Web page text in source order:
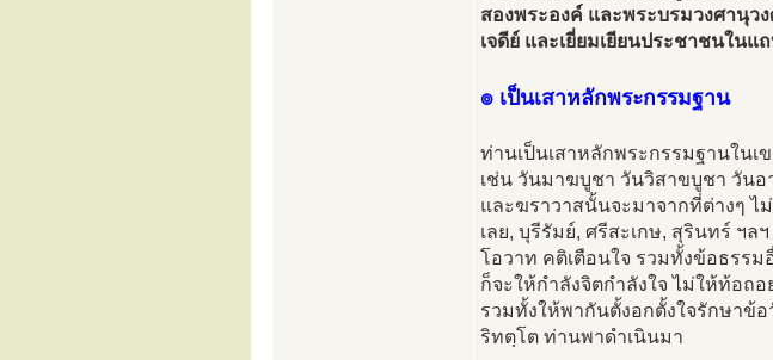
สองพระองค์ และพระบรมวงศานุว
เจดีย์ และเยี่ยมเยียนประชาชนในแ
๏ เป็นเสาหลักพระกรรมฐาน
ท่านเป็นเสาหลักพระกรรมฐานใน
เช่น วันมาฆบูชา วันวิสาขบูชา วัน
และฆราวาสนั้นจะมาจากที่ต่างๆ ไ
เลย, บุรีรัมย์, ศรีสะเกษ, สุรินทร์ ฯ
โอวาท คติเตือนใจ รวมทั้งข้อธรร
ก็จะให้กำลังจิตกำลังใจ ไม่ให้ท้อถ
รวมทั้งให้พากันตั้งอกตั้งใจรักษาข้
ริทตฺโต ท่านพาดำเนินมา